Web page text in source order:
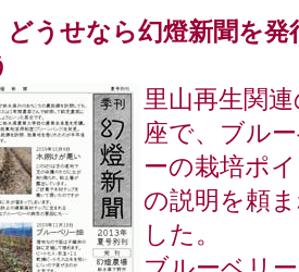
どうせなら幻燈新聞を発
里山再生関
座で、ブル
ーの栽培ポ
の説明を頼
した。